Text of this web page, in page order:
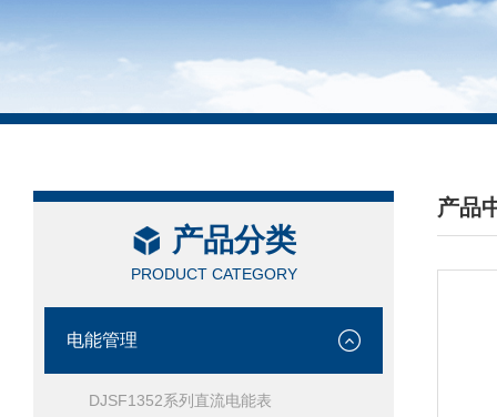
产品分类
PRODUCT CATEGORY
电能管理
DJSF1352系列直流电能表
产品
/